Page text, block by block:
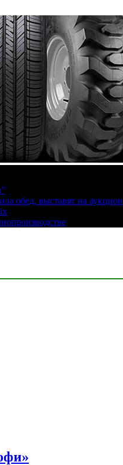
обед, выставят на аукцион